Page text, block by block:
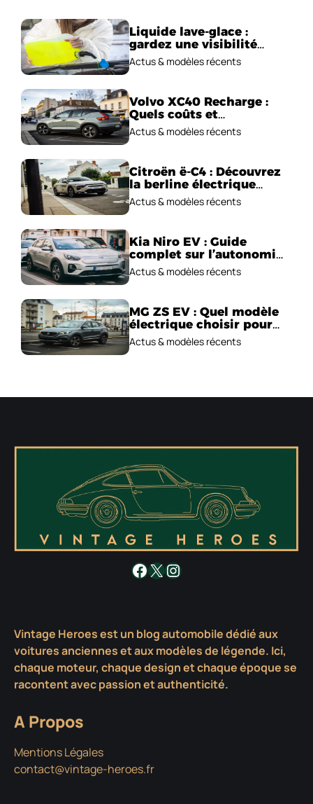
Liquide lave-glace :
gardez une visibilité
parfaite en voiture
Actus & modèles récents
Volvo XC40 Recharge :
Quels coûts et
performances
électriques ?
Actus & modèles récents
Citroën ë-C4 : Découvrez
la berline électrique
emblématique!
Actus & modèles récents
Kia Niro EV : Guide
complet sur l’autonomie
et le prix !
Actus & modèles récents
MG ZS EV : Quel modèle
électrique choisir pour
2026 ?
Actus & modèles récents
Facebook
X Instagram
Vintage Heroes est un blog automobile dédié aux
voitures anciennes et aux modèles de légende. Ici,
chaque moteur, chaque design et chaque époque se
racontent avec passion et authenticité.
A Propos
Mentions Légales
contact@vintage-heroes.fr